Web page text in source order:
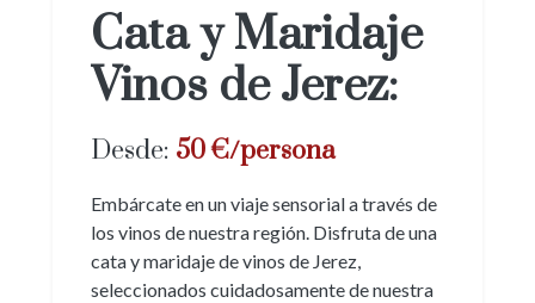
Cata y Maridaje
Vinos de Jerez:
Desde: 50 €/persona
Embárcate en un viaje sensorial a través de
los vinos de nuestra región. Disfruta de una
cata y maridaje de vinos de Jerez,
seleccionados cuidadosamente de nuestra